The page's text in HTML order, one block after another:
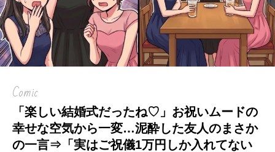
Comic
「楽しい結婚式だったね♡」お祝いムードの
幸せな空気から一変…泥酔した友人のまさか
の一言⇒「実はご祝儀1万円しか入れてない